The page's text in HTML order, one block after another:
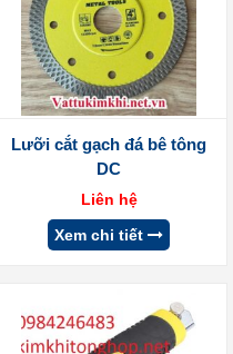
Lưỡi cắt gạch đá bê tông
DC
Liên hệ
Xem chi tiết